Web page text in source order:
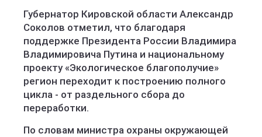
Губернатор Кировской области Александр
Соколов отметил, что благодаря
поддержке Президента России Владимира
Владимировича Путина и национальному
проекту «Экологическое благополучие»
регион переходит к построению полного
цикла - от раздельного сбора до
переработки.
По словам министра охраны окружающей